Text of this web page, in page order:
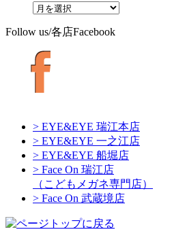
Follow us/各店Facebook
> EYE&EYE 瑞江本店
> EYE&EYE 一之江店
> EYE&EYE 船堀店
> Face On 瑞江店
（こどもメガネ専門店）
> Face On 武蔵境店